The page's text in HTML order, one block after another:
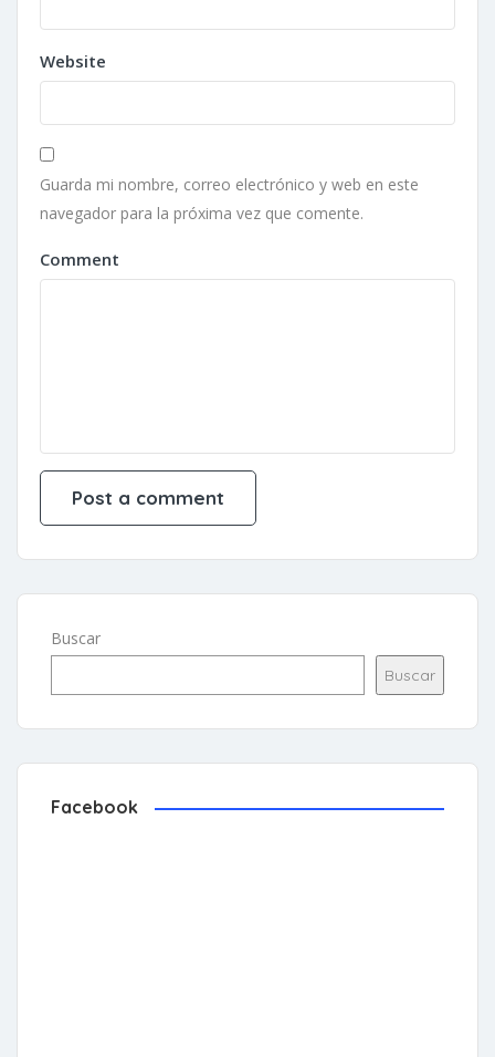
Website
Guarda mi nombre, correo electrónico y web en este
navegador para la próxima vez que comente.
Comment
Buscar
Buscar
Facebook